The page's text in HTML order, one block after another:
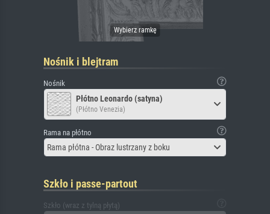
Nośnik i blejtram
Nośnik
Płótno Leonardo (satyna)
(Płótno Venezia)
Rama na płótno
Rama płótna - Obraz lustrzany z boku
Szkło i passe-partout
Szkło (wraz z tylną płytą)